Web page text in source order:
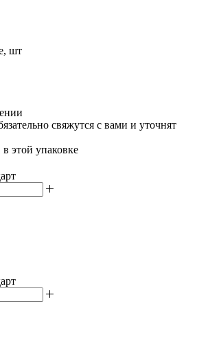
шт
свяжутся с вами и уточнят
этой упаковке